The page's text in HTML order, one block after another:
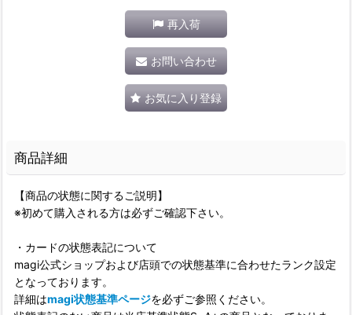
再入荷
お問い合わせ
お気に入り登録
商品詳細
【商品の状態に関するご説明】
※初めて購入される方は必ずご確認下さい。
・カードの状態表記について
magi公式ショップおよび店頭での状態基準に合わせたランク設定
となっております。
詳細はmagi状態基準ページを必ずご参照ください。